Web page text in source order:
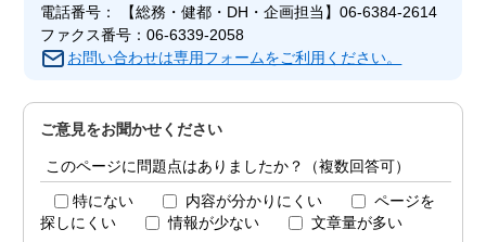
電話番号： 【総務・健都・DH・企画担当】06-6384-2614
ファクス番号：06-6339-2058
お問い合わせは専用フォームをご利用ください。
ご意見をお聞かせください
このページに問題点はありましたか？（複数回答可）
特にない 内容が分かりにくい
ページを
探しにくい
情報が少ない 文章量が多い